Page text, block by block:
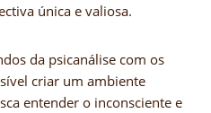
única e valiosa.
da psicanálise com os
criar um ambiente
entender o inconsciente e